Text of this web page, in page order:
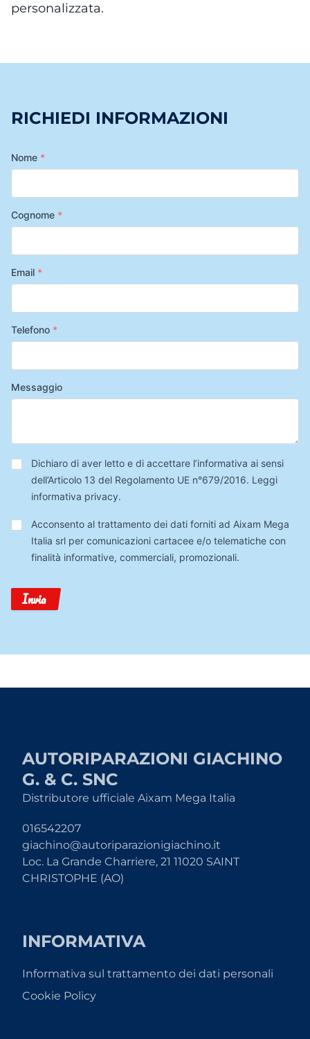
personalizzata.
RICHIEDI INFORMAZIONI
Nome *
Cognome *
Email *
Telefono *
Messaggio
Privacy*
Dichiaro di aver letto e di accettare l’informativa ai sensi
dell’Articolo 13 del Regolamento UE n°679/2016. Leggi
informativa privacy.
Trattamento
Dati
Acconsento al trattamento dei dati forniti ad Aixam Mega
Italia srl per comunicazioni cartacee e/o telematiche con
finalità informative, commerciali, promozionali.
Invia
AUTORIPARAZIONI GIACHINO
G. & C. SNC
Distributore ufficiale Aixam Mega Italia
016542207
giachino@autoriparazionigiachino.it
Loc. La Grande Charriere, 21 11020 SAINT
CHRISTOPHE (AO)
INFORMATIVA
Informativa sul trattamento dei dati personali
Cookie Policy